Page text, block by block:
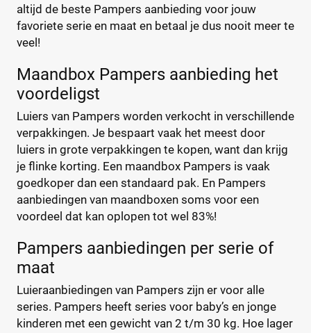
altijd de beste Pampers aanbieding voor jouw
favoriete serie en maat en betaal je dus nooit meer te
veel!
Maandbox Pampers aanbieding het
voordeligst
Luiers van Pampers worden verkocht in verschillende
verpakkingen. Je bespaart vaak het meest door
luiers in grote verpakkingen te kopen, want dan krijg
je flinke korting. Een maandbox Pampers is vaak
goedkoper dan een standaard pak. En Pampers
aanbiedingen van maandboxen soms voor een
voordeel dat kan oplopen tot wel 83%!
Pampers aanbiedingen per serie of
maat
Luieraanbiedingen van Pampers zijn er voor alle
series. Pampers heeft series voor baby’s en jonge
kinderen met een gewicht van 2 t/m 30 kg. Hoe lager